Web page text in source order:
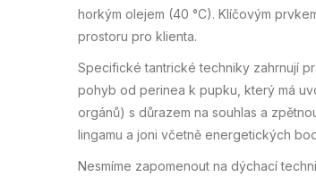
horkým olejem (40 °C). Klíčovým
prostoru pro klienta.
Specifické tantrické techniky zahrnují
pohyb od perinea k pupku, který má
orgánů) s důrazem na souhlas a
lingamu a joni včetně energetických
Nesmíme zapomenout na dýchací